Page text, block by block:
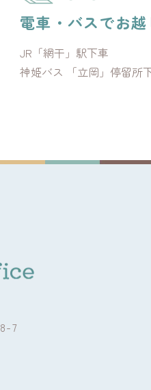
電車・バスでお
JR「網干」駅下車
神姫バス 「立岡」停留所
7